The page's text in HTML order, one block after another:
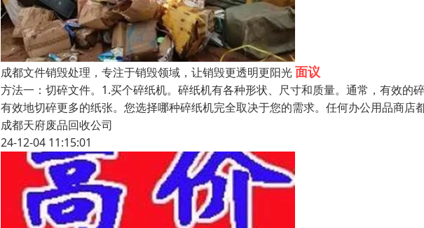
成都文件销毁处理，专注于销毁领域，让销毁更透明更阳光面议
方法一：切碎文件。1.买个碎纸机。碎纸机有各种形状、尺寸和质量。通常，有效的
有效地切碎更多的纸张。您选择哪种碎纸机完全取决于您的需求。任何办公用品商
成都天府废品回收公司
24-12-04 11:15:01